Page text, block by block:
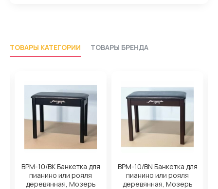
ТОВАРЫ КАТЕГОРИИ ТОВАРЫ БРЕНДА
BPM-10/BK Банкетка для
пианино или рояля
деревянная, Мозеръ
BPM-10/BN Банкетка для
пианино или рояля
деревянная, Мозеръ